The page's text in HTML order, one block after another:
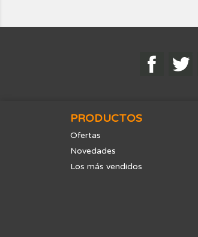
PRODUCTOS
Ofertas
Novedades
Los más vendidos